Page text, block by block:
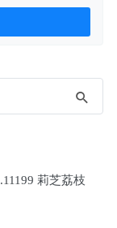
莉芝荔枝